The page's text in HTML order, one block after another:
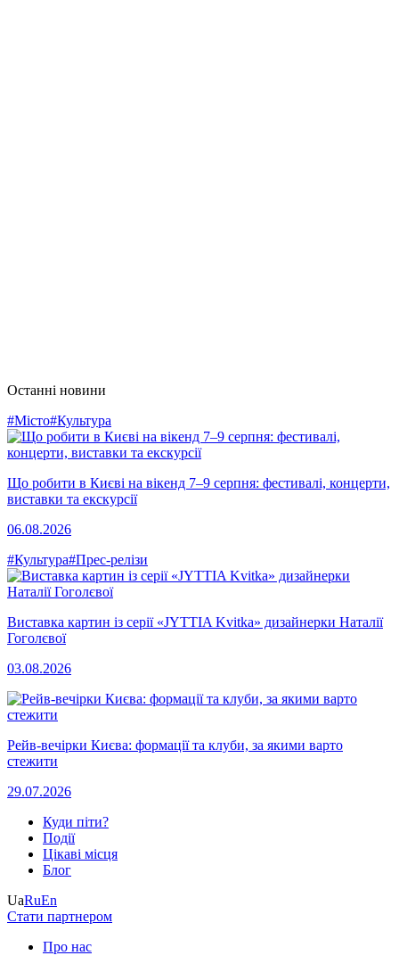
Останні новини
#Місто#Культура
Що робити в Києві на вікенд 7–9 серпня: фестивалі, концерти,
виставки та екскурсії
06.08.2026
#Культура#Прес-релізи
Виставка картин із серії «JYTTIA Kvitka» дизайнерки Наталії
Гоголєвої
03.08.2026
Рейв-вечірки Києва: формації та клуби, за якими варто
стежити
29.07.2026
Куди піти?
Події
Цікаві місця
Блог
UaRuEn
Стати партнером
Про нас